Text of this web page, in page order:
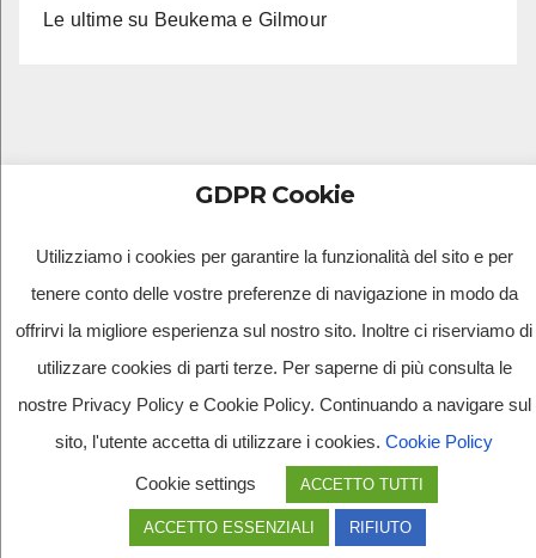
Le ultime su Beukema e Gilmour
Tv Multimidia Srl - Via Giulio Natta, SNC, 80126, Napoli (NA).
Tvmtv.it è un portale gestito da TV MULTIMIDIA S.R.L. - Partita iva 10239261216 - Tg Luna testata
GDPR Cookie
Utilizziamo i cookies per garantire la funzionalità del sito e per
tenere conto delle vostre preferenze di navigazione in modo da
offrirvi la migliore esperienza sul nostro sito. Inoltre ci riserviamo di
utilizzare cookies di parti terze. Per saperne di più consulta le
nostre Privacy Policy e Cookie Policy. Continuando a navigare sul
sito, l'utente accetta di utilizzare i cookies. Cookie Policy
Cookie settings ACCETTO TUTTI
ACCETTO ESSENZIALI RIFIUTO